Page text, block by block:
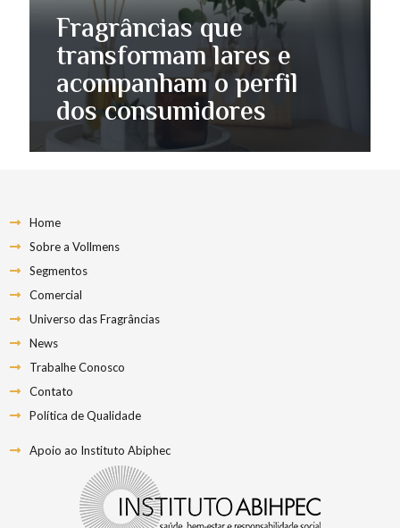
Fragrâncias que
transformam lares e
acompanham o perfil
dos consumidores
Home
Sobre a Vollmens
Segmentos
Comercial
Universo das Fragrâncias
News
Trabalhe Conosco
Contato
Política de Qualidade
Apoio ao Instituto Abiphec